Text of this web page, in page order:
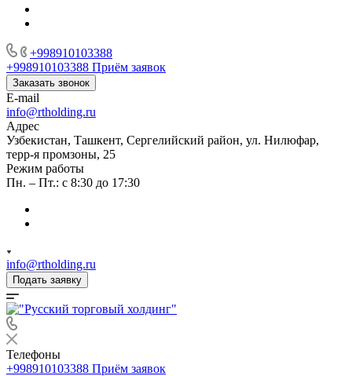
+998910103388
+998910103388 Приём заявок
Заказать звонок
E-mail
info@rtholding.ru
Адрес
Узбекистан, Ташкент, Сергелийский район, ул. Нилюфар,
терр-я промзоны, 25
Режим работы
Пн. – Пт.: с 8:30 до 17:30
info@rtholding.ru
Подать заявку
Телефоны
+998910103388 Приём заявок